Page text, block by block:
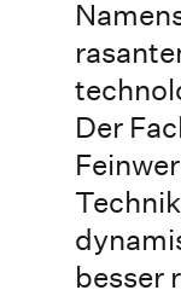
Der
besser